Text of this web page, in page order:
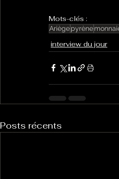
Mots-clés :
Ariègepyrène
interview du jour
Posts récents